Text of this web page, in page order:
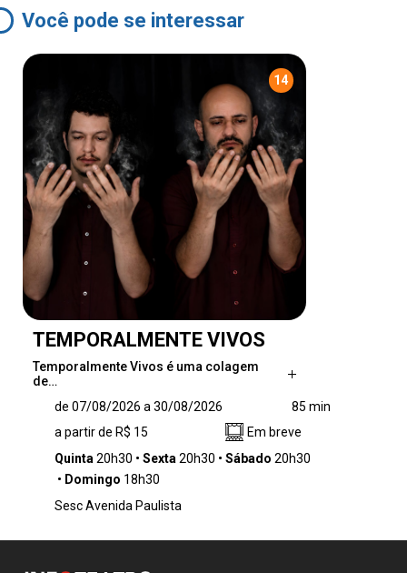
Você pode se interessar
14
TEMPORALMENTE VIVOS
Temporalmente Vivos é uma colagem
de…
cenas independentes, tecidas delicadamente
com ironia e humor, que transitam entre as
linguagens do teatro e da dança. A peça faz
do realismo mágico latino-americano um
mistérios que têm movido a criação poética de
de 07/08/2026 a 30/08/2026
85 min
a partir de R$ 15
Em breve
Quinta 20h30 Sexta 20h30 Sábado 20h30
Domingo 18h30
Sesc Avenida Paulista